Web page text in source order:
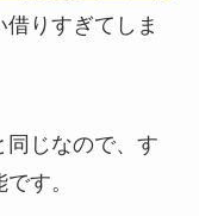
りすぎてしま
同じなので、す
す。